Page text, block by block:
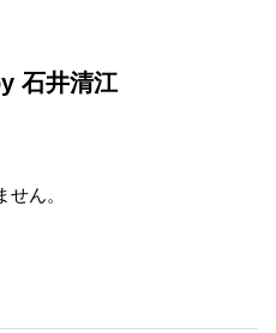
石井清江
ん。